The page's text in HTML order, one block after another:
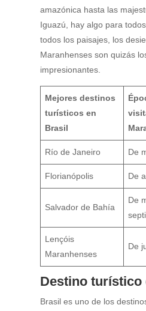
amazónica hasta las
Iguazú, hay algo para
todos los paisajes, los
Maranhenses son quizás
impresionantes.
Mejores destinos
turísticos en
Brasil
Río de Janeiro De
Florianópolis De
Salvador de Bahía
De
Lençóis
Maranhenses
De
Destino turístico
Brasil es uno de los